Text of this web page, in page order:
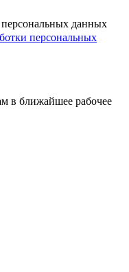
данных
персональных
в ближайшее рабочее